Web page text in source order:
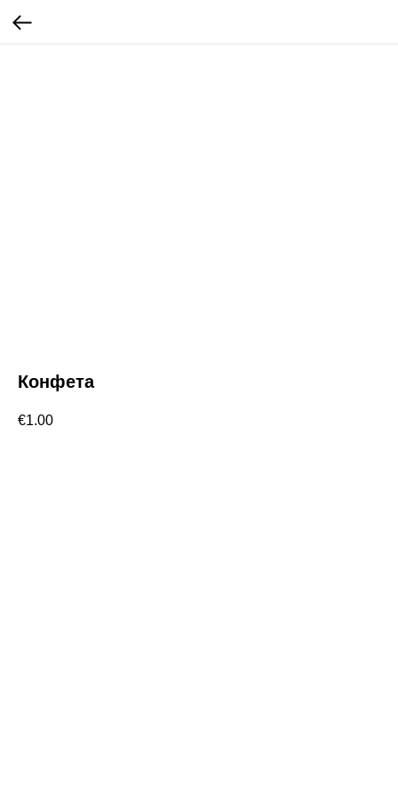
Конфета
€1.00